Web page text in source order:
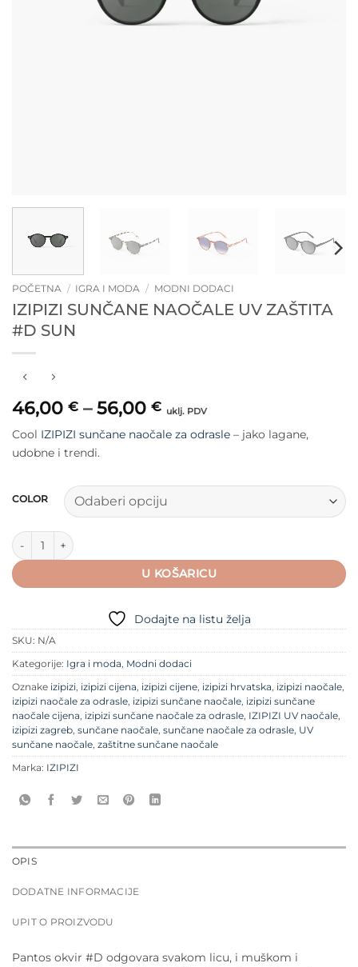
POČETNA / IGRA I MODA / MODNI DODACI
IZIPIZI SUNČANE NAOČALE UV ZAŠTITA
#D SUN
46,00 € – 56,00 €Raspon
cijena:
od
56,00 €
uklj. PDV
Cool IZIPIZI sunčane naočale za odrasle – jako lagane,
udobne i trendi.
COLOR
IZIPIZI sunčane naočale UV zaštita #D Sun količina
U KOŠARICU
Dodajte na listu želja
SKU: N/A
Kategorije: Igra i moda, Modni dodaci
Oznake izipizi, izipizi cijena, izipizi cijene, izipizi hrvatska, izipizi naočale,
izipizi naočale za odrasle, izipizi sunčane naočale, izipizi sunčane
naočale cijena, izipizi sunčane naočale za odrasle, IZIPIZI UV naočale,
izipizi zagreb, sunčane naočale, sunčane naočale za odrasle, UV
sunčane naočale, zaštitne sunčane naočale
Marka: IZIPIZI
OPIS
DODATNE INFORMACIJE
UPIT O PROIZVODU
Pantos okvir #D odgovara svakom licu, i muškom i